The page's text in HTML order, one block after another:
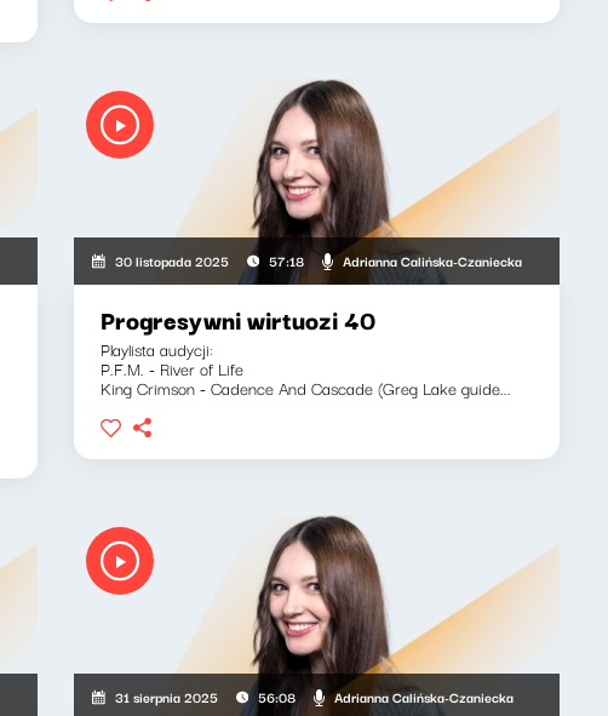
30 listopada 2025 57:18 Adrianna Calińska-Czaniecka
Progresywni wirtuozi 40
Playlista audycji:
P.F.M. - River of Life
King Crimson - Cadence And Cascade (Greg Lake guide...
31 sierpnia 2025 56:08 Adrianna Calińska-Czaniecka